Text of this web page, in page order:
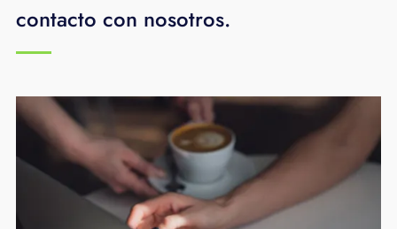
contacto con nosotros.